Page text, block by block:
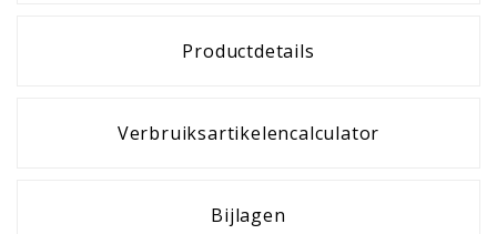
Productdetails
Verbruiksartikelencalculator
Bijlagen